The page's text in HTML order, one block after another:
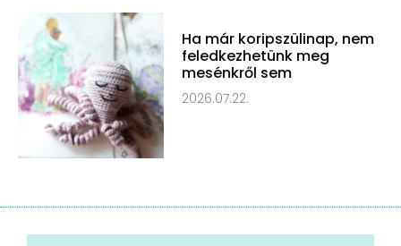
Ha már koripszülinap, nem
feledkezhetünk meg
mesénkről sem
2026.07.22.